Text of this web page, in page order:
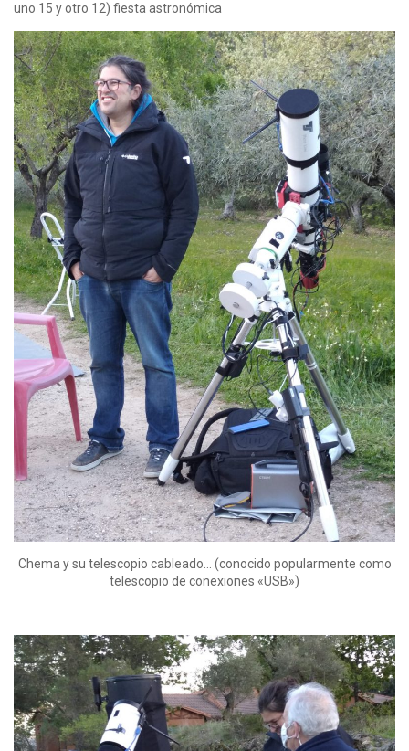
uno 15 y otro 12) fiesta astronómica
Chema y su telescopio cableado… (conocido popularmente como
telescopio de conexiones «USB»)